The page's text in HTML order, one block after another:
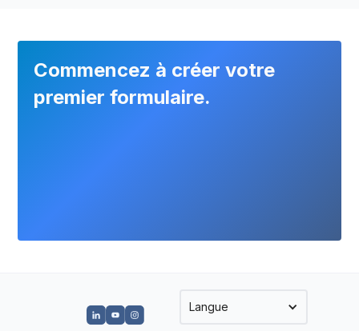
Commencez à créer votre
premier formulaire.
Langue